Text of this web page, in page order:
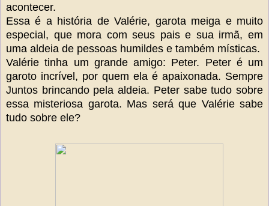
acontecer.
Essa é a história de Valérie, garota meiga e muito
especial, que mora com seus pais e sua irmã, em
uma aldeia de pessoas humildes e também místicas.
Valérie tinha um grande amigo: Peter. Peter é um
garoto incrível, por quem ela é apaixonada. Sempre
Juntos brincando pela aldeia. Peter sabe tudo sobre
essa misteriosa garota. Mas será que Valérie sabe
tudo sobre ele?